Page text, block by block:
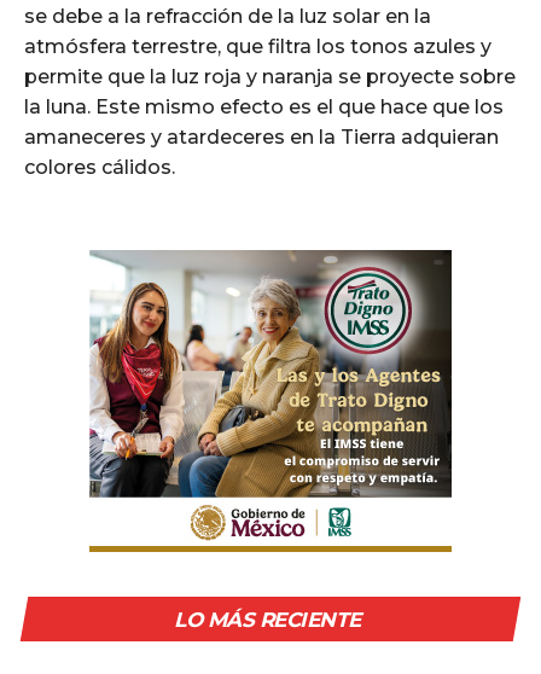
se debe a la refracción de la luz solar en la
atmósfera terrestre, que filtra los tonos azules y
permite que la luz roja y naranja se proyecte sobre
la luna. Este mismo efecto es el que hace que los
amaneceres y atardeceres en la Tierra adquieran
colores cálidos.
LO MÁS RECIENTE